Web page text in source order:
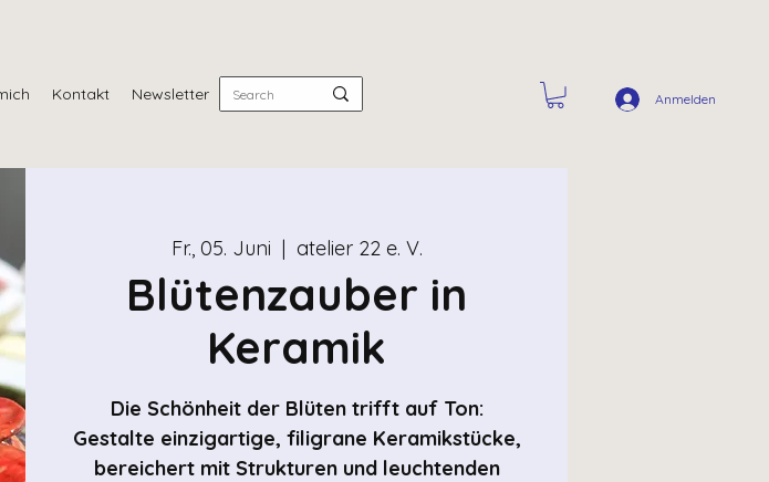
Kontakt Newsletter Anmelden
Fr., 05. Juni
  |
atelier 22 e. V.
Blütenzauber in
Keramik
Die Schönheit der Blüten trifft auf Ton:
Gestalte einzigartige, filigrane Keramikstücke,
bereichert mit Strukturen und leuchtenden